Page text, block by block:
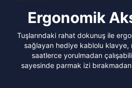
Ergonomik
Tuşlarındaki rahat dokunuş ile
sağlayan hediye kablolu klavye,
saatlerce yorulmadan
sayesinde parmak izi